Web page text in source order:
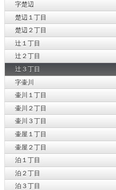
字楚辺
楚辺１丁目
楚辺２丁目
辻１丁目
辻２丁目
辻３丁目
字壷川
壷川１丁目
壷川２丁目
壷川３丁目
壷屋１丁目
壷屋２丁目
泊１丁目
泊２丁目
泊３丁目